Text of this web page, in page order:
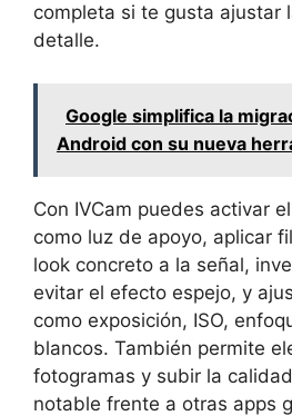
completa si te gusta ajustar
detalle.
Google simplifica la
Android con su nueva
Con IVCam puedes activar el
como luz de apoyo, aplicar
look concreto a la señal,
evitar el efecto espejo, y
como exposición, ISO,
blancos. También permite
fotogramas y subir la
notable frente a otras apps